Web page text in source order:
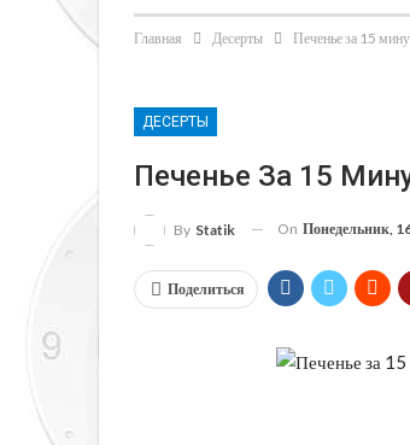
Статьи
Главная Десерты Печенье за 15
ДЕСЕРТЫ
Печенье За 15
By Statik On Понедельник,
Поделиться